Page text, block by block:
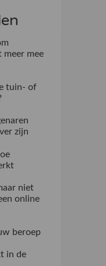
meer mee
tuin- of
zijn
niet
online
beroep
in de